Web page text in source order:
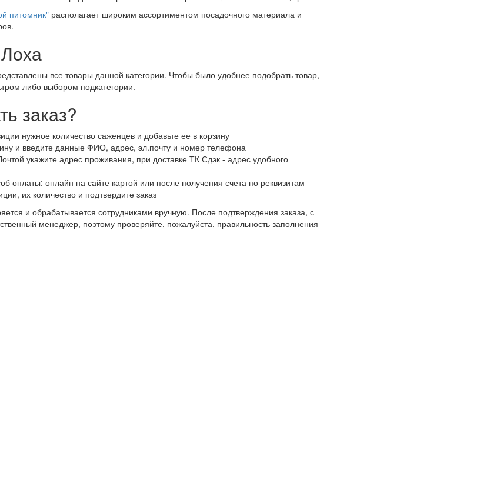
питомник"располагает широким ассортиментом посадочного материала и
все товары данной категории. Чтобы было удобнее подобрать товар,
либо выбором подкатегории.
заказ?
нужное количество саженцев и добавьте ее в корзину
и введите данные ФИО, адрес, эл.почту и номер телефона
укажите адрес проживания, при доставке ТК Сдэк - адрес удобного
оплаты: онлайн на сайте картой или после получения счета по реквизитам
их количество и подтвердите заказ
и обрабатывается сотрудниками вручную. После подтверждения заказа, с
менеджер, поэтому проверяйте, пожалуйста, правильность заполнения